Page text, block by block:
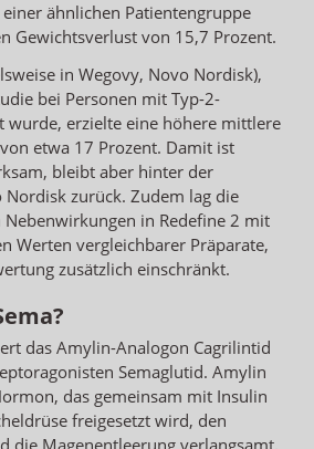
ähnlichen Patientengruppe
Gewichtsverlust von 15,7 Prozent.
in Wegovy, Novo Nordisk),
bei Personen mit Typ-2-
wurde, erzielte eine höhere mittlere
etwa 17 Prozent. Damit ist
bleibt aber hinter der
Nordisk zurück. Zudem lag die
in Redefine 2 mit
Werten vergleichbarer Präparate,
zusätzlich einschränkt.
das Amylin-Analogon Cagrilintid
Semaglutid. Amylin
das gemeinsam mit Insulin
freigesetzt wird, den
die Magenentleerung verlangsamt.